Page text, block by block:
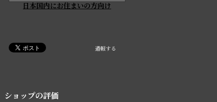
日本国内にお住まいの方向け
通報する
ショップの評価